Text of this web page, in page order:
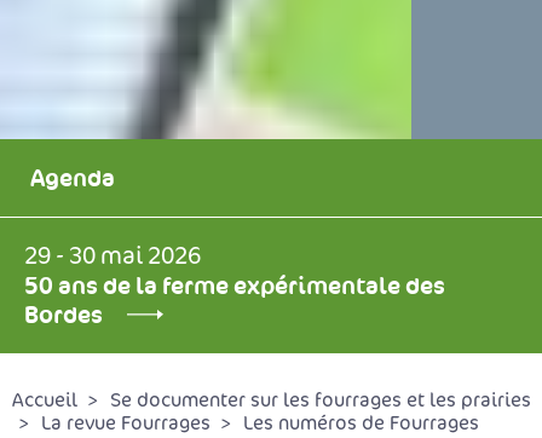
Agenda
29 - 30 mai 2026
50 ans de la ferme expérimentale des
Bordes
Accueil
Se documenter sur les fourrages et les prairies
La revue Fourrages
Les numéros de Fourrages